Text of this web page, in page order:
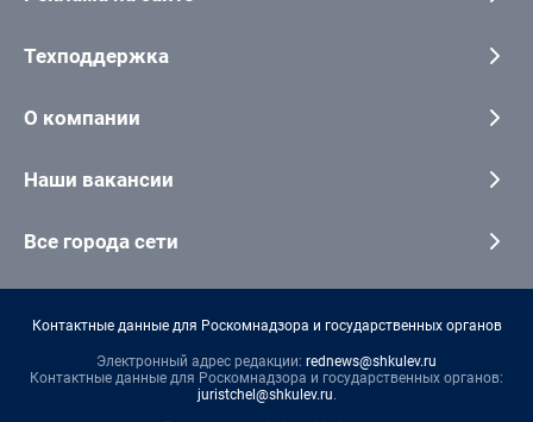
Техподдержка
О компании
Наши вакансии
Все города сети
Контактные данные для Роскомнадзора и государственных органов
Электронный адрес редакции: rednews@shkulev.ru
Контактные данные для Роскомнадзора и государственных органов:
juristchel@shkulev.ru.